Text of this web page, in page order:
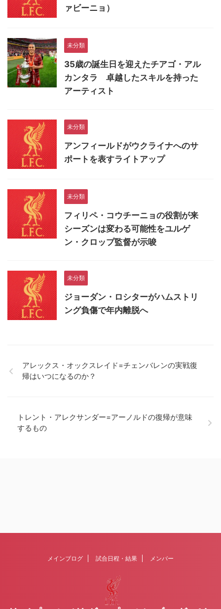
ァビーニョ）
未分類
35歳の誕生日を迎えたチアゴ・アル
カンタラ 卓越したスキルを持った
アーティスト
未分類
アンフィールドがウクライナへのサ
ポートを表すライトアップ
未分類
フィリペ・コウチーニョの役割が来
シーズンは変わる可能性をユルゲ
ン・クロップ監督が示唆
未分類
ジョーダン・ロシターがハムストリ
ング負傷で年内離脱へ
アレックス・オックスレイド=チェンバレンの実戦復
帰はいつになるのか？
トレント・アレクサンダー=アーノルドの復帰が意味
するもの
メインブログ 試合日程・結果 メンバー